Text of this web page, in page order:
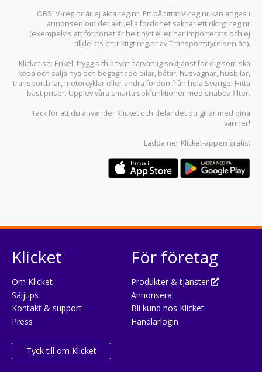
OBS! V-reg.nr är ej äkta reg.nr. Ett påhittat V-reg.nr kan anges i
annonsen om det aktuella fordonet saknar ett riktigt reg.nr
(exempelvis att fordonet är helt nytt eller har importerats och ej
tilldelats ett riktigt reg.nr av Transportstyrelsen än).
Klicket.se: Enkel, trygg och användarvänlig söktjänst för dig som ska
köpa och sälja nya och begagnade bilar, båtar, husvagnar, husbilar,
transportbilar, motorcyklar eller andra fordon från hela Sverige. Hitta
bäst priser. Upplev våra smarta sökfunktioner med snabba filter.
Tack för att du använder Klicket och delar det du gillar med dina
vänner!
Ladda ner Klicket-appen gratis:
Klicket
Om Klicket
Säljtips
Kontakt & support
Press
Tyck till om Klicket
För företag
Produkter & tjänster
Annonsera
Bli kund hos Klicket
Handlarlogin